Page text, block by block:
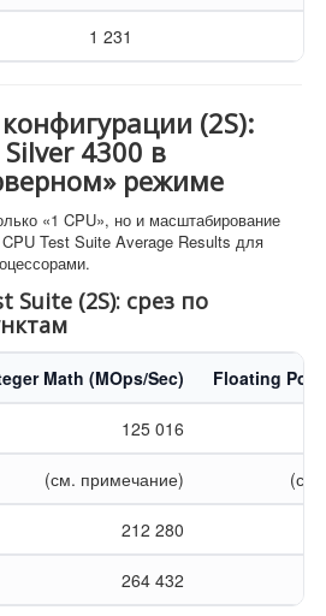
1 231
(2S):
Silver 4300 в
режиме
«1 CPU», но и масштабирование
Test Suite Average Results для
Suite (2S): срез по
Math (MOps/Sec) Floating
125 016
(см. примечание) (см.
212 280
264 432